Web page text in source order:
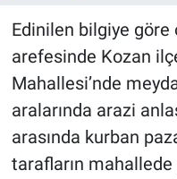
Edinilen bilgiye göre
arefesinde Kozan
Mahallesi’nde
aralarında arazi
arasında kurban
tarafların mahallede